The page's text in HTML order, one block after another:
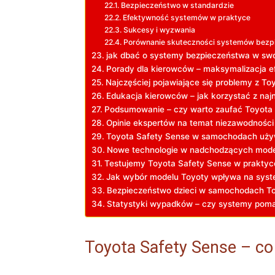
Bezpieczeństwo w standardzie
Efektywność systemów w praktyce
Sukcesy i wyzwania
Porównanie skuteczności systemów
jak dbać o systemy bezpieczeństwa w
Porady dla kierowców – maksymalizacja
Najczęściej pojawiające się problemy z
Edukacja kierowców – jak korzystać z
Podsumowanie – czy warto zaufać Toyota
Opinie ekspertów na temat
Toyota Safety Sense w samochodach
Nowe technologie w nadchodzących
Testujemy Toyota Safety Sense w
Jak wybór modelu Toyoty wpływa na
Bezpieczeństwo dzieci w samochodach
Statystyki wypadków – czy systemy
Toyota Safety Sense –